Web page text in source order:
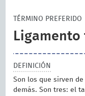
TÉRMINO PREFERIDO
DEFINICIÓN
Son los que sirven
demás. Son tres: el